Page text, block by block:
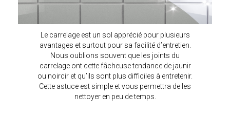
Le carrelage est un sol apprécié pour plusieurs
avantages et surtout pour sa facilité d’entretien.
Nous oublions souvent que les joints du
carrelage ont cette fâcheuse tendance de jaunir
ou noircir et qu’ils sont plus difficiles à entretenir.
Cette astuce est simple et vous permettra de les
nettoyer en peu de temps.